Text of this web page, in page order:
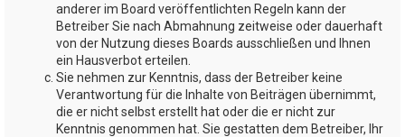
anderer im Board veröffentlichten Regeln kann der
Betreiber Sie nach Abmahnung zeitweise oder dauerhaft
von der Nutzung dieses Boards ausschließen und Ihnen
ein Hausverbot erteilen.
Sie nehmen zur Kenntnis, dass der Betreiber keine
Verantwortung für die Inhalte von Beiträgen übernimmt,
die er nicht selbst erstellt hat oder die er nicht zur
Kenntnis genommen hat. Sie gestatten dem Betreiber, Ihr